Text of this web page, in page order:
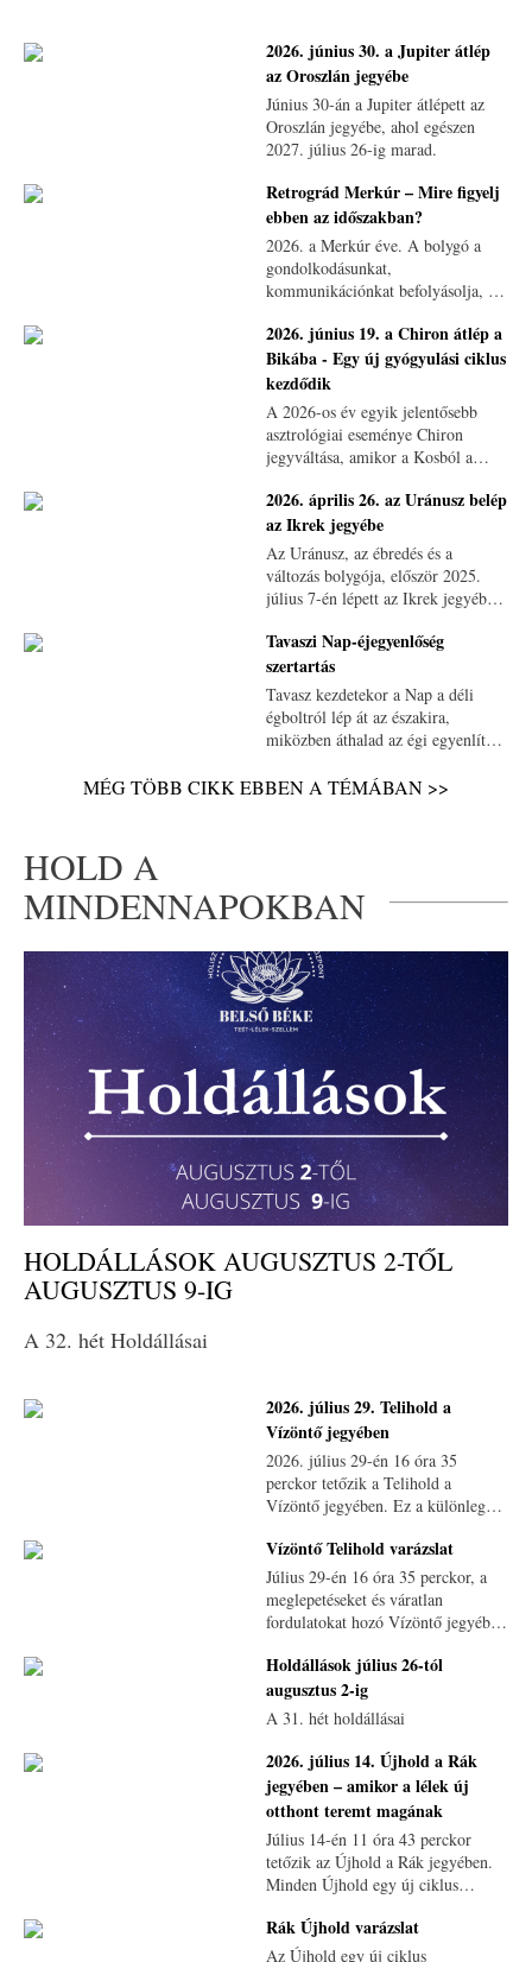
2026. június 30. a Jupiter átlép
az Oroszlán jegyébe
Június 30-án a Jupiter átlépett az
Oroszlán jegyébe, ahol egészen
2027. július 26-ig marad.
Retrográd Merkúr – Mire figyelj
ebben az időszakban?
2026. a Merkúr éve. A bolygó a
gondolkodásunkat,
kommunikációnkat befolyásolja, és
hátráló mozgása kiemelten fontos
lesz.
2026. június 19. a Chiron átlép a
Bikába - Egy új gyógyulási ciklus
kezdődik
A 2026-os év egyik jelentősebb
asztrológiai eseménye Chiron
jegyváltása, amikor a Kosból a
annak a mélyebb kollektív
szemléletváltásnak, amelynek kapui
már most kezdenek megnyílni
előttünk.
2026. április 26. az Uránusz belép
az Ikrek jegyébe
Az Uránusz, az ébredés és a
változás bolygója, először 2025.
július 7-én lépett az Ikrek jegyébe,
visszatekintett kicsit a Bikába
mielőtt hosszabb időt töltene el az
Ikrekben.
Tavaszi Nap-éjegyenlőség
szertartás
Tavasz kezdetekor a Nap a déli
égboltról lép át az északira,
miközben áthalad az égi egyenlítőn.
hozza, s ekkor érdemes olyan
MÉG TÖBB CIKK EBBEN A TÉMÁBAN >>
HOLD A
MINDENNAPOKBAN
HOLDÁLLÁSOK AUGUSZTUS 2-TŐL
AUGUSZTUS 9-IG
A 32. hét Holdállásai
2026. július 29. Telihold a
Vízöntő jegyében
2026. július 29-én 16 óra 35
perckor tetőzik a Telihold a
Vízöntő jegyében. Ez a különleges
belső átalakulást, felszabadító
felismeréseket és egy újfajta
szabadság ígéretét.
Vízöntő Telihold varázslat
Július 29-én 16 óra 35 perckor, a
meglepetéseket és váratlan
fordulatokat hozó Vízöntő jegyében
Holdállások július 26-tól
augusztus 2-ig
A 31. hét holdállásai
2026. július 14. Újhold a Rák
jegyében – amikor a lélek új
otthont teremt magának
Július 14-én 11 óra 43 perckor
tetőzik az Újhold a Rák jegyében.
Minden Újhold egy új ciklus
amelyből idővel valami egészen új
bontakozhat ki.
Rák Újhold varázslat
Az Újhold egy új ciklus